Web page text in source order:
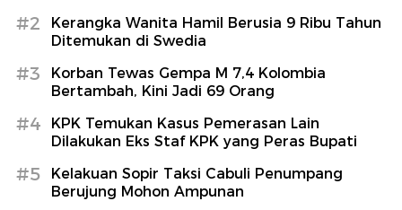
#2
Kerangka Wanita Hamil Berusia 9 Ribu Tahun
Ditemukan di Swedia
#3
Korban Tewas Gempa M 7,4 Kolombia
Bertambah, Kini Jadi 69 Orang
#4
KPK Temukan Kasus Pemerasan Lain
Dilakukan Eks Staf KPK yang Peras Bupati
#5
Kelakuan Sopir Taksi Cabuli Penumpang
Berujung Mohon Ampunan